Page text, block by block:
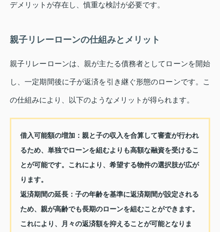
デメリットが存在し、慎重な検討が必要です。
親子リレーローンの仕組みとメリット
親子リレーローンは、親が主たる債務者としてローンを開始
し、一定期間後に子が返済を引き継ぐ形態のローンです。こ
の仕組みにより、以下のようなメリットが得られます。
借入可能額の増加： 親と子の収入を合算して審査が行われ
るため、単独でローンを組むよりも高額な融資を受けるこ
とが可能です。これにより、希望する物件の選択肢が広が
ります。
返済期間の延長： 子の年齢を基準に返済期間が設定される
ため、親が高齢でも長期のローンを組むことができます。
これにより、月々の返済額を抑えることが可能となりま